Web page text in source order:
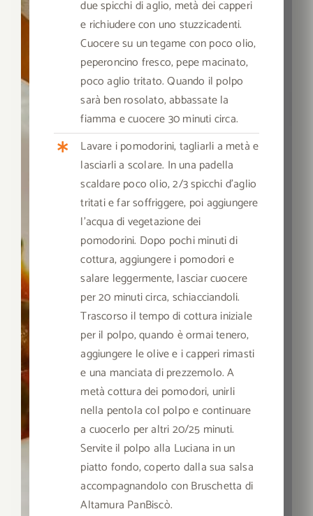
due spicchi di aglio, metà dei capperi
e richiudere con uno stuzzicadenti.
Cuocere su un tegame con poco olio,
peperoncino fresco, pepe macinato,
poco aglio tritato. Quando il polpo
sarà ben rosolato, abbassate la
fiamma e cuocere 30 minuti circa.
Lavare i pomodorini, tagliarli a metà e
lasciarli a scolare. In una padella
scaldare poco olio, 2/3 spicchi d’aglio
tritati e far soffriggere, poi aggiungere
l’acqua di vegetazione dei
pomodorini. Dopo pochi minuti di
cottura, aggiungere i pomodori e
salare leggermente,lasciar cuocere
per 20 minuti circa, schiacciandoli.
Trascorso il tempo di cottura iniziale
per il polpo, quando è ormai tenero,
aggiungere le olive e i capperi rimasti
e una manciata di prezzemolo. A
metà cottura dei pomodori, unirli
nella pentola col polpo e continuare
a cuocerlo per altri 20/25 minuti.
Servite il polpo alla Luciana in un
piatto fondo, coperto dalla sua salsa
accompagnandolo con Bruschetta di
Altamura PanBiscò.